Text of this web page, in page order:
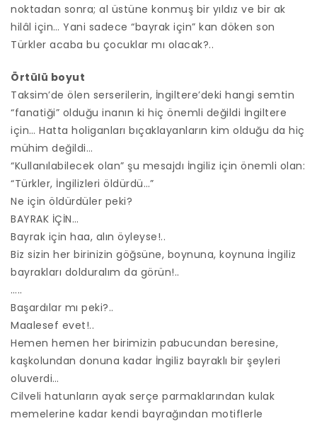
noktadan sonra; al üstüne konmuş bir yıldız ve bir ak
hilâl için… Yani sadece “bayrak için” kan döken son
Türkler acaba bu çocuklar mı olacak?..
Örtülü boyut
Taksim’de ölen serserilerin, İngiltere’deki hangi semtin
“fanatiği” olduğu inanın ki hiç önemli değildi İngiltere
için… Hatta holiganları bıçaklayanların kim olduğu da hiç
mühim değildi…
“Kullanılabilecek olan” şu mesajdı İngiliz için önemli olan:
“Türkler, İngilizleri öldürdü…”
Ne için öldürdüler peki?
BAYRAK İÇİN…
Bayrak için haa, alın öyleyse!..
Biz sizin her birinizin göğsüne, boynuna, koynuna İngiliz
bayrakları dolduralım da görün!..
…..
Başardılar mı peki?..
Maalesef evet!..
Hemen hemen her birimizin pabucundan beresine,
kaşkolundan donuna kadar İngiliz bayraklı bir şeyleri
oluverdi…
Cilveli hatunların ayak serçe parmaklarından kulak
memelerine kadar kendi bayrağından motiflerle